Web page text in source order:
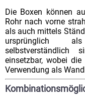
Die Boxen können
Rohr nach vorne
als auch mittels Ständern
ursprünglich
einsetzbar, wobei
Verwendung als